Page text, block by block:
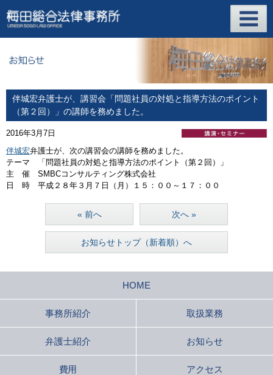
伴城宏弁護士が、講習会「問題社員の対処と指導方法のポイント
（第２回）」の講師を務めました。
2016年3月7日
伴城宏弁護士が、次の講習会の講師を務めました。
テーマ 「問題社員の対処と指導方法のポイント（第２回）」
主 催 SMBCコンサルティング株式会社
日 時 平成２８年３月７日（月）１５：００～１７：００
« 前へ
お知らせトップ（新着順）へ
次へ »
HOME
事務所紹介 取扱業務
弁護士紹介 お知らせ
費用 アクセス